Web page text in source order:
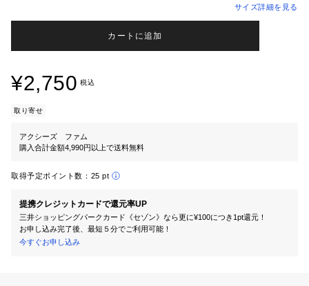
サイズ詳細を見る
カートに追加
¥2,750 税込
取り寄せ
アクシーズ ファム
購入合計金額4,990円以上で送料無料
取得予定ポイント数： 25 pt
提携クレジットカードで還元率UP
三井ショッピングパークカード《セゾン》なら更に¥100につき1pt還元！
お申し込み完了後、最短５分でご利用可能！
今すぐお申し込み